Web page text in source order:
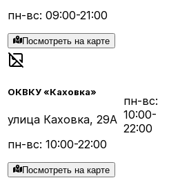
пн-вс: 09:00-21:00
Посмотреть на карте
ОКВКУ «Каховка»
улица Каховка, 29А
пн-вс: 10:00-22:00
Посмотреть на карте
пн-вс:
10:00-
22:00